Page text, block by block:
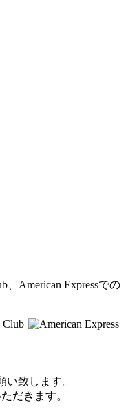
、American Expressでの
致します。
だきます。